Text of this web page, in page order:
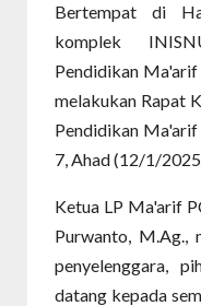
Bertempat di
komplek
Pendidikan
melakukan Rapat
Pendidikan
7, Ahad (12/1/
Ketua LP Ma'arif
Purwanto, M.Ag.,
penyelenggara,
datang kepada